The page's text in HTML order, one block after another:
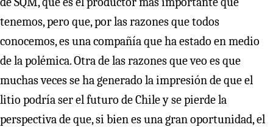
tenemos, pero que, por las razones que todos
conocemos, es una compañía que ha estado en medio
de la polémica. Otra de las razones que veo es que
muchas veces se ha generado la impresión de que el
litio podría ser el futuro de Chile y se pierde la
perspectiva de que, si bien es una gran oportunidad, el